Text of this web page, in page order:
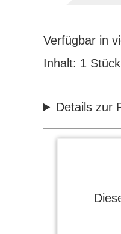
Verfügbar in
Inhalt: 1
Details zur